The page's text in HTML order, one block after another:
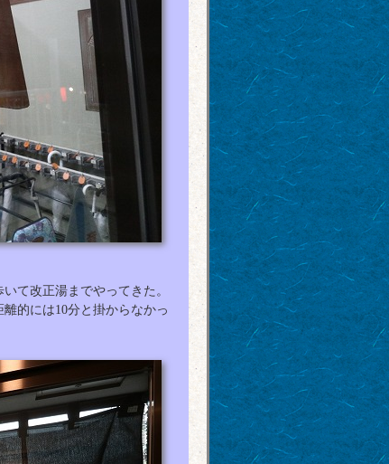
て改正湯までやってきた。
的には10分と掛からなかっ